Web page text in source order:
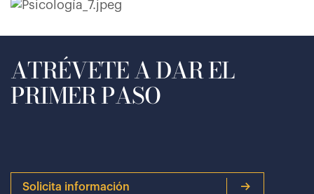
ATRÉVETE A DAR EL
PRIMER PASO
Solicita información